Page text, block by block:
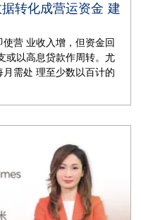
转化成营运资金 建
营 业收入增，但资金回
或以高息贷款作周转。尤
需处 理至少数以百计的